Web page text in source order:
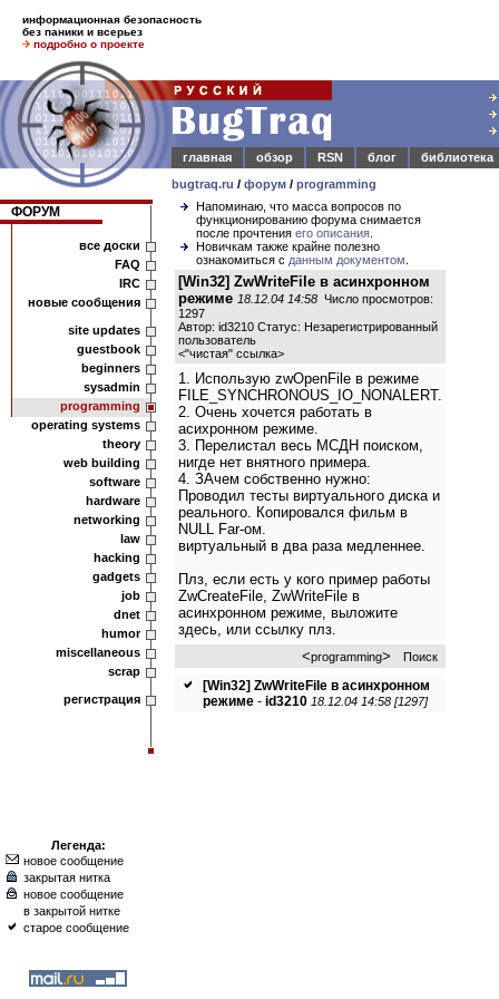
информационная безопасность
без паники и всерьез
подробно о проекте
главная
обзор RSN блог
библиотека
bugtraq.ru / форум / programming
ФОРУМ
все доски
FAQ
IRC
новые сообщения
site updates
guestbook
beginners
sysadmin
programming
operating systems
theory
web building
software
hardware
networking
law
hacking
gadgets
job
dnet
humor
miscellaneous
scrap
регистрация
Легенда:
новое сообщение
закрытая нитка
новое сообщение
в закрытой нитке
старое сообщение
Напоминаю, что масса вопросов по
функционированию форума снимается
после прочтения его описания
Новичкам также крайне полезно
ознакомиться с данным документом
[Win32] ZwWriteFile в асинхронном
режиме 18.12.04 14:58 Число просмотров:
1297
Автор: id3210 Статус: Незарегистрированный
пользователь
<"чистая" ссылка>
1. Использую zwOpenFile в режиме
FILE_SYNCHRONOUS_IO_NONALERT.
2. Очень хочется работать в
асихронном режиме.
3. Перелистал весь МСДН поиском,
нигде нет внятного примера.
4. ЗАчем собственно нужно:
Проводил тесты виртуального диска и
реального. Копировался фильм в
NULL Far-ом.
виртуальный в два раза медленнее.
Плз, если есть у кого пример работы
ZwCreateFile, ZwWriteFile в
асинхронном режиме, выложите
здесь, или ссылку плз.
<programming> Поиск
[Win32] ZwWriteFile в асинхронном
режиме - id3210 18.12.04 14:58 [1297]